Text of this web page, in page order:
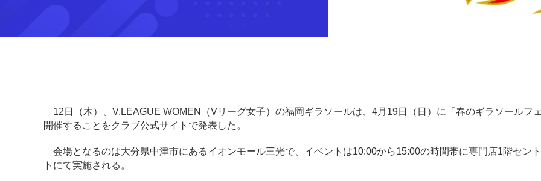
12日（木）、V.LEAGUE WOMEN（Vリーグ女子）の福岡ギラソールは、4月19日（日）に「春のギラソールフ
開催することをクラブ公式サイトで発表した。
会場となるのは大分県中津市にあるイオンモール三光で、イベントは10:00から15:00の時間帯に専門店1階セン
トにて実施される。